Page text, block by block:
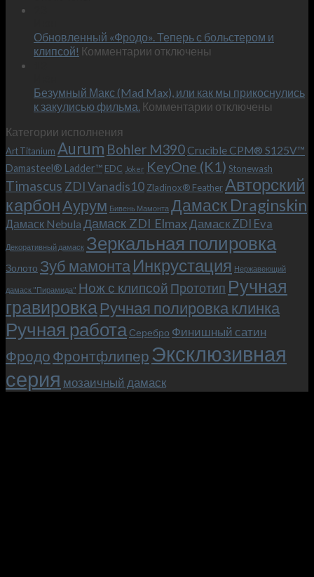
–
и
KeyOne
Обновленный «Фродо». Теперь с больстером и
клипсой! Комментарии к
«Фродо».
Теперь
и
клипсой!
отключены
Безумный Макс (Mad Max), или как мы прикоснулись
к закулисью фильма. Комментарии к
Макс
(Mad
Max),
или
как
мы
прикоснулись
к
фильма.
отключены
Категории исполнения
Art Titanium Aurum Bohler M390Crucible CPM® S125V™
Damasteel® Ladder™ EDC Joker KeyOne (K1) Stonewash
Timascus ZDI Vanadis10 Zladinox® FeatherАвторский
карбонАурум Бивень Мамонта Дамаск Draginskin
Дамаск Nebula Дамаск ZDI ElmaxДамаск ZDI Eva
Декоративный дамаск Зеркальная полировка
Золото Зуб мамонтаИнкрустация Нержавеющий
дамаск "Пирамида" Нож с клипсой Прототип Ручная
гравировкаРучная полировка клинка
Ручная работа Серебро Финишный сатин
Фродо Фронтфлипер Эксклюзивная
серия мозаичный дамаск